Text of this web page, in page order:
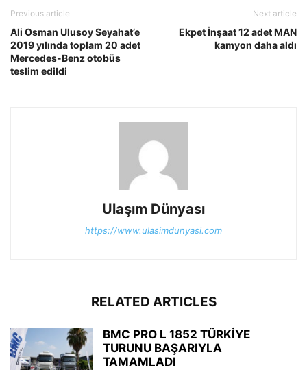
Previous article
Ali Osman Ulusoy Seyahat’e
2019 yılında toplam 20 adet
Mercedes-Benz otobüs
teslim edildi
Next article
Ekpet İnşaat 12 adet MAN
kamyon daha aldı
Ulaşım Dünyası
https://www.ulasimdunyasi.com
RELATED ARTICLES
BMC PRO L 1852 TÜRKİYE
TURUNU BAŞARIYLA
TAMAMLADI